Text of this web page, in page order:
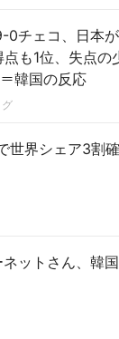
0チェコ、日本
も1位、失点の
韓国の反応
世界シェア3割
ネットさん、韓